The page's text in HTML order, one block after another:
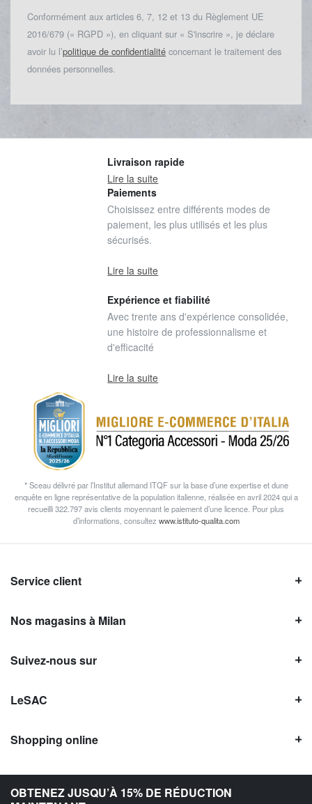
Conformément aux articles 6, 7, 12 et 13 du Règlement UE
2016/679 (« RGPD »), en cliquant sur « S'inscrire », je déclare
avoir lu l’politique de confidentialité concernant le traitement des
données personnelles.
OBTENEZ JUSQU’À 15% DE RÉDUCTION
Livraison rapide
Lire la suite
Paiements
Choisissez entre différents modes de
paiement, les plus utilisés et les plus
sécurisés.
Lire la suite
Expérience et fiabilité
Avec trente ans d'expérience consolidée,
une histoire de professionnalisme et
d'efficacité
Lire la suite
* Sceau délivré par l’Institut allemand ITQF sur la base d’une expertise et dune
enquête en ligne représentative de la population italienne, réalisée en avril 2024 qui a
recueilli 322.797 avis clients moyennant le paiement d’une licence. Pour plus
d’informations, consultez www.istituto-qualita.com
Service client
Nos magasins à Milan
Suivez-nous sur
LeSAC
Shopping online
Avis LeSAC